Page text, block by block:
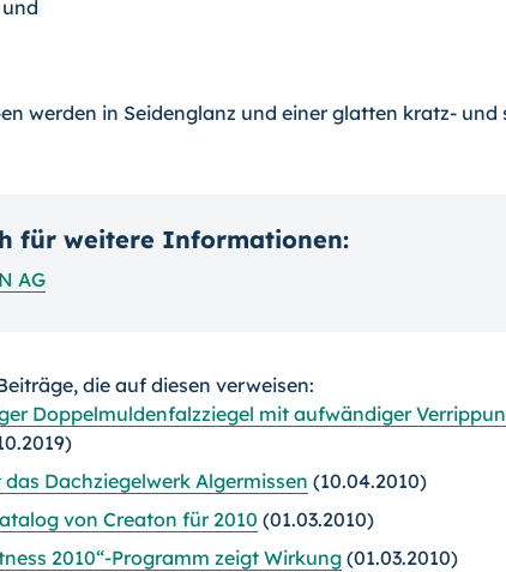
werden in Seidenglanz und einer glatten kratz-
für weitere Informationen:
AG
die auf diesen verweisen:
Doppelmuldenfalzziegel mit aufwändiger
das Dachziegelwerk Algermissen (10.04.2010)
von Creaton für 2010 (01.03.2010)
2010“-Programm zeigt Wirkung (01.03.2010)